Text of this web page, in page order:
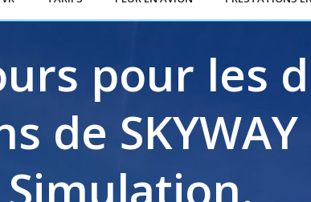
pour les
de SKYWAY
Simulation.